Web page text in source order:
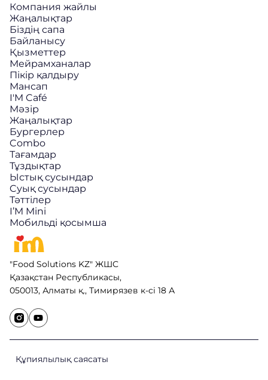
Компания жайлы
Жаңалықтар
Біздің сапа
Байланысу
Қызметтер
Мейрамханалар
Пікір қалдыру
Мансап
I'M Café
Мәзір
Жаңалықтар
Бургерлер
Combo
Тағамдар
Тұздықтар
Ыстық сусындар
Cуық сусындар
Тәттілер
I’M Mini
Мобильді қосымша
"Food Solutions KZ" ЖШС
Қазақстан Республикасы,
050013, Алматы қ., Тимирязев к-сі 18 А
Құпиялылық саясаты